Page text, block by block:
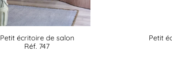
Petit écritoire de salon
Réf. 747
Petit